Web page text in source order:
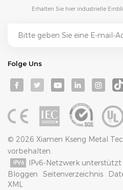
Erhalten Sie hier industrielle
Folge Uns
© 2026 Xiamen Kseng Metal
vorbehalten.
IPv6-Netzwerk unterstützt
Bloggen
Seitenverzeichnis
XML